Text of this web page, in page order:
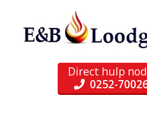
Direct hulp
0252-